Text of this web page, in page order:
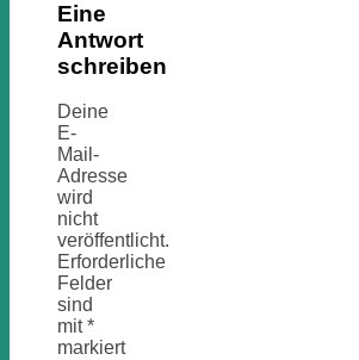
Eine
Antwort
schreiben
Deine
E-
Mail-
Adresse
wird
nicht
veröffentlicht.
Erforderliche
Felder
sind
mit*
markiert